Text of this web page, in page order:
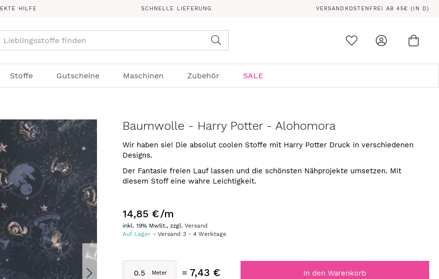
HILFE SCHNELLE LIEFERUNG VERSANDKOSTENFREI AB 45€ (IN D)
Stoffe Gutscheine Maschinen Zubehör SALE
Baumwolle - Harry Potter - Alohomora
Wir haben sie! Die absolut coolen Stoffe mit Harry Potter Druck in verschiedenen
Designs.
Der Fantasie freien Lauf lassen und die schönsten Nähprojekte umsetzen. Mit
diesem Stoff eine wahre Leichtigkeit.
14,85 €/m
inkl. 19% MwSt., zzgl.Versand
Auf Lager
Versand3 -4 Werktage
7,43 € In den Warenkorb